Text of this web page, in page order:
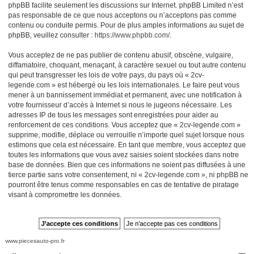
phpBB facilite seulement les discussions sur Internet. phpBB Limited n’est
pas responsable de ce que nous acceptons ou n’acceptons pas comme
contenu ou conduite permis. Pour de plus amples informations au sujet de
phpBB, veuillez consulter : https://www.phpbb.com/.
Vous acceptez de ne pas publier de contenu abusif, obscène, vulgaire,
diffamatoire, choquant, menaçant, à caractère sexuel ou tout autre contenu
qui peut transgresser les lois de votre pays, du pays où « 2cv-
legende.com » est hébergé ou les lois internationales. Le faire peut vous
mener à un bannissement immédiat et permanent, avec une notification à
votre fournisseur d’accès à Internet si nous le jugeons nécessaire. Les
adresses IP de tous les messages sont enregistrées pour aider au
renforcement de ces conditions. Vous acceptez que « 2cv-legende.com »
supprime, modifie, déplace ou verrouille n’importe quel sujet lorsque nous
estimons que cela est nécessaire. En tant que membre, vous acceptez que
toutes les informations que vous avez saisies soient stockées dans notre
base de données. Bien que ces informations ne soient pas diffusées à une
tierce partie sans votre consentement, ni « 2cv-legende.com », ni phpBB ne
pourront être tenus comme responsables en cas de tentative de piratage
visant à compromettre les données.
www.piecesauto-pro.fr